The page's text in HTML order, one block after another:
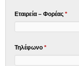
Εταιρεία – Φορέας*
Τηλέφωνο*